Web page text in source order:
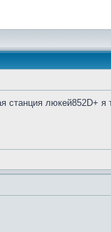
люкей852D+ я